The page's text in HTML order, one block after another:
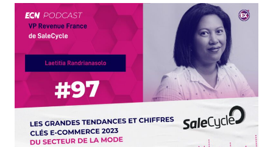
UN
NOUVEAU
CHAPITRE
EXCITANT
S’OUVRE
POUR
SALECYCLE